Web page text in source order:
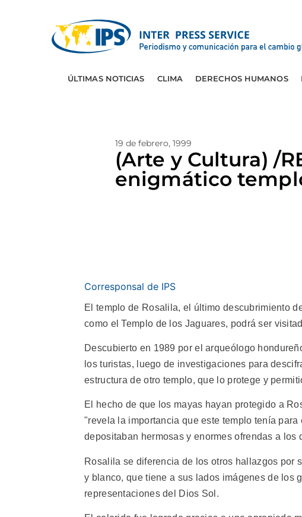
ÚLTIMAS NOTICIAS CLIMA DERECHOS HUMANOS
19 de febrero, 1999
(Arte y Cultura) /
enigmático
Corresponsal de IPS
El templo de Rosalila, el último descubrimiento
como el Templo de los Jaguares, podrá ser
Descubierto en 1989 por el arqueólogo
los turistas, luego de investigaciones para
estructura de otro templo, que lo protege y
El hecho de que los mayas hayan protegido a
"revela la importancia que este templo tenía
depositaban hermosas y enormes ofrendas a los
Rosalila se diferencia de los otros hallazgos por
y blanco, que tiene a sus lados imágenes de los
representaciones del Dios Sol.